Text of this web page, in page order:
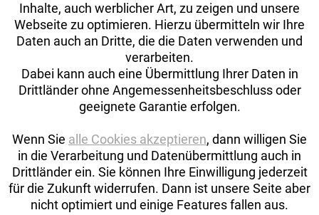
Inhalte, auch werblicher Art, zu zeigen und unsere
Webseite zu optimieren. Hierzu übermitteln wir Ihre
Daten auch an Dritte, die die Daten verwenden und
verarbeiten.
Dabei kann auch eine Übermittlung Ihrer Daten in
Drittländer ohne Angemessenheitsbeschluss oder
geeignete Garantie erfolgen.
Wenn Sie alle Cookies akzeptieren, dann willigen Sie
in die Verarbeitung und Datenübermittlung auch in
Drittländer ein. Sie können Ihre Einwilligung jederzeit
für die Zukunft widerrufen. Dann ist unsere Seite aber
nicht optimiert und einige Features fallen aus.
Auftrag widerrufen